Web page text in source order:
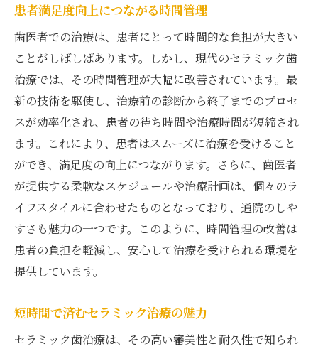
患者満足度向上につながる時間管理
歯医者での治療は、患者にとって時間的な負担が大きい
ことがしばしばあります。しかし、現代のセラミック歯
治療では、その時間管理が大幅に改善されています。最
新の技術を駆使し、治療前の診断から終了までのプロセ
スが効率化され、患者の待ち時間や治療時間が短縮され
ます。これにより、患者はスムーズに治療を受けること
ができ、満足度の向上につながります。さらに、歯医者
が提供する柔軟なスケジュールや治療計画は、個々のラ
イフスタイルに合わせたものとなっており、通院のしや
すさも魅力の一つです。このように、時間管理の改善は
患者の負担を軽減し、安心して治療を受けられる環境を
提供しています。
短時間で済むセラミック治療の魅力
セラミック歯治療は、その高い審美性と耐久性で知られ